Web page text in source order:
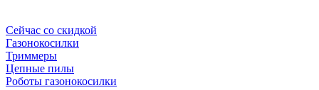
Сейчас со скидкой
Газонокосилки
Триммеры
Цепные пилы
Роботы газонокосилки